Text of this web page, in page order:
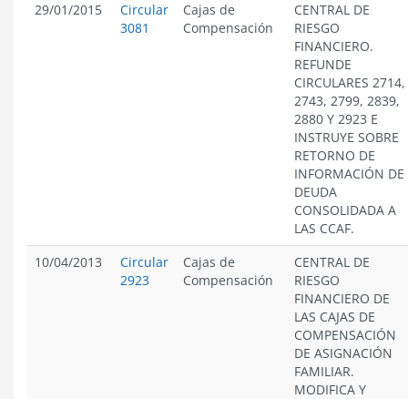
29/01/2015
Circular
3081
Cajas de
Compensación
CENTRAL DE
RIESGO
FINANCIERO.
REFUNDE
CIRCULARES 2714,
2743, 2799, 2839,
2880 Y 2923 E
INSTRUYE SOBRE
RETORNO DE
INFORMACIÓN DE
DEUDA
CONSOLIDADA A
LAS CCAF.
10/04/2013
Circular
2923
Cajas de
Compensación
CENTRAL DE
RIESGO
FINANCIERO DE
LAS CAJAS DE
COMPENSACIÓN
DE ASIGNACIÓN
FAMILIAR.
MODIFICA Y